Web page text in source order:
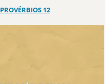
PROVÉRBIOS 12